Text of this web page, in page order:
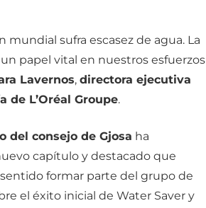
mundial sufra escasez de agua. La
papel vital en nuestros esfuerzos
Lavernos, directora ejecutiva
L’Oréal Groupe.
del consejo de Gjosa ha
capítulo y destacado que
formar parte del grupo de
el éxito inicial de Water Saver y